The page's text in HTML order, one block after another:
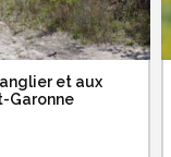
et aux
Garonne